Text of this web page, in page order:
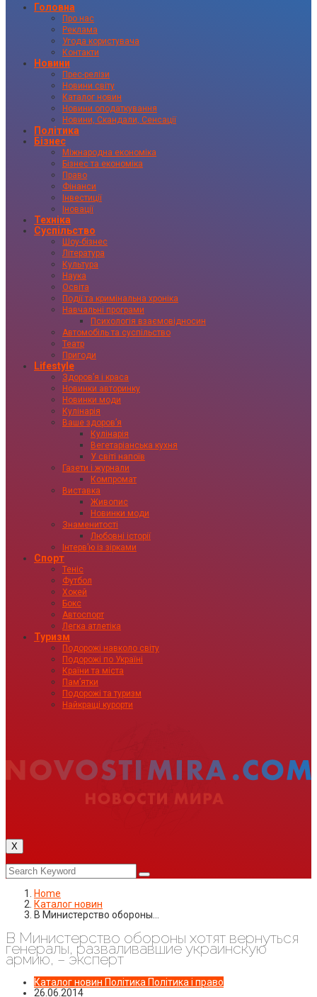
Головна
Про нас
Реклама
Угода користувача
Контакти
Новини
Прес-релізи
Новини світу
Каталог новин
Новини оподаткування
Новини, Скандали, Сенсації
Політика
Бізнес
Міжнародна економіка
Бізнес та економіка
Право
Фінанси
Інвестиції
Іновації
Техніка
Суспільство
Шоу-бізнес
Література
Культура
Наука
Освіта
Події та кримінальна хроніка
Навчальні програми
Психологія взаємовідносин
Автомобіль та суспільство
Театр
Пригоди
Lifestyle
Здоровʼя і краса
Новинки авторинку
Новинки моди
Кулінарія
Ваше здоровʼя
Кулінарія
Вегетаріанська кухня
У світі напоїв
Газети і журнали
Компромат
Виставка
Живопис
Новинки моди
Знаменитості
Любовні історії
Інтервʼю із зірками
Спорт
Теніс
Футбол
Хокей
Бокс
Автоспорт
Легка атлетіка
Туризм
Подорожі навколо світу
Подорожі по Україні
Країни та міста
Пам’ятки
Подорожі та туризм
Найкращі курорти
X
Home
Каталог новин
В Министерство обороны…
В Министерство обороны хотят вернуться
генералы, разваливавшие украинскую
армию, – эксперт
Каталог новин Політика Політика і право
26.06.2014